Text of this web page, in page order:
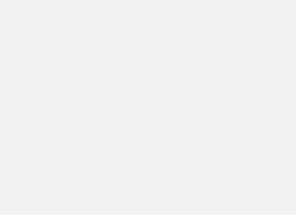
Ausbildung & Regelwerke“ in
F-Gase-Verordnung“ (8.10.,
„Auswirkungen des geplanten
(9.10., 10:20 Uhr),
(9.10., 13:00 Uhr)
gestalten im Handwerk“ in